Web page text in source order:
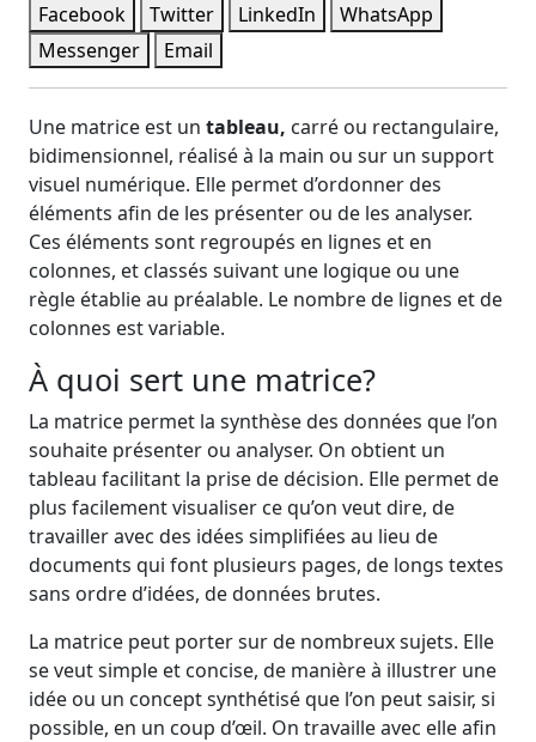
Facebook Twitter LinkedIn
WhatsApp
Messenger
Email
Une matrice est un tableau, carré ou rectangulaire,
bidimensionnel, réalisé à la main ou sur un support
visuel numérique. Elle permet d’ordonner des
éléments afin de les présenter ou de les analyser.
Ces éléments sont regroupés en lignes et en
colonnes, et classés suivant une logique ou une
règle établie au préalable. Le nombre de lignes et de
colonnes est variable.
À quoi sert une matrice?
La matrice permet la synthèse des données que l’on
souhaite présenter ou analyser. On obtient un
tableau facilitant la prise de décision. Elle permet de
plus facilement visualiser ce qu’on veut dire, de
travailler avec des idées simplifiées au lieu de
documents qui font plusieurs pages, de longs textes
sans ordre d’idées, de données brutes.
La matrice peut porter sur de nombreux sujets. Elle
se veut simple et concise, de manière à illustrer une
idée ou un concept synthétisé que l’on peut saisir, si
possible, en un coup d’œil. On travaille avec elle afin